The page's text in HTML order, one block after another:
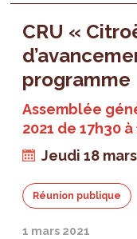
CRU «
programme
Assemblée
2021 de 17h30 à
Jeudi 18
Réunion publique
1 mars 2021